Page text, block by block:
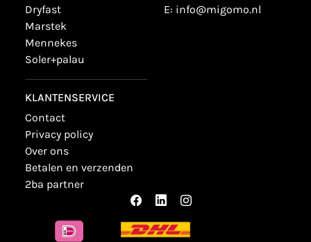
dryfast
marstek
mennekes
soler+palau
KLANTENSERVICE
contact
privacy policy
over ons
betalen en verzenden
2ba partner
E: info@migomo.nl